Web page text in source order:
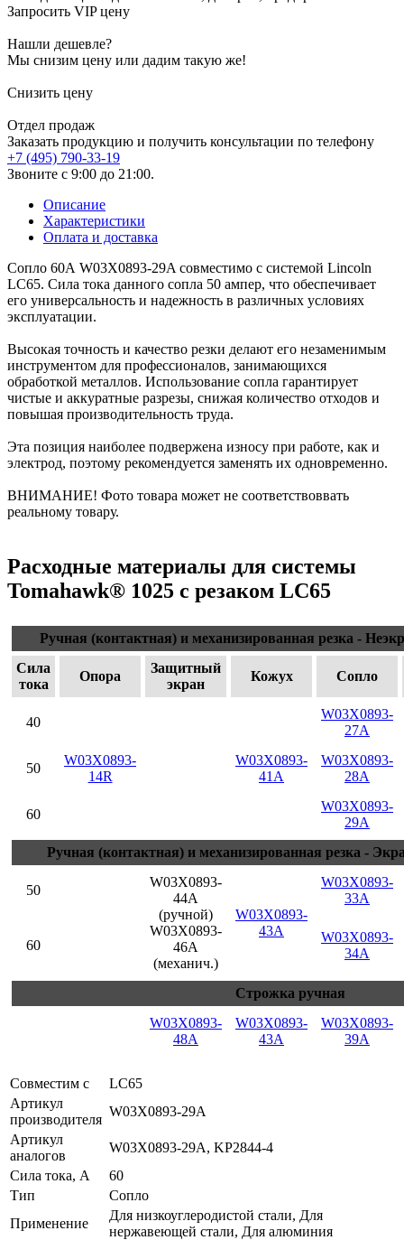
Запросить VIP цену
Нашли дешевле?
Мы снизим цену или дадим такую же!
Снизить цену
Отдел продаж
Заказать продукцию и получить консультации по телефону
+7 (495) 790-33-19
Звоните с 9:00 до 21:00.
Описание
Характеристики
Оплата и доставка
Сопло 60А W03X0893-29A совместимо с системой Lincoln
LC65. Сила тока данного сопла 50 ампер, что обеспечивает
его универсальность и надежность в различных условиях
эксплуатации.
Высокая точность и качество резки делают его незаменимым
инструментом для профессионалов, занимающихся
обработкой металлов. Использование сопла гарантирует
чистые и аккуратные разрезы, снижая количество отходов и
повышая производительность труда.
Эта позиция наиболее подвержена износу при работе, как и
электрод, поэтому рекомендуется заменять их одновременно.
ВНИМАНИЕ! Фото товара может не соответствоввать
реальному товару.
Расходные материалы для системы
Tomahawk® 1025 с резаком LC65
Ручная (контактная) и механизированная резка -
Сила
тока
Опора
Защитный
экран
Кожух Сопло
40
W03X0893-
14R
W03X0893-
41A
W03X0893-
27A
50
W03X0893-
28A
60
W03X0893-
29A
Ручная (контактная) и механизированная резка -
50
W03X0893-
44A
(ручной)
W03X0893-
46A
(механич.)
W03X0893-
43A
W03X0893-
33A
60
W03X0893-
34A
Строжка ручная
W03X0893-
48A
W03X0893-
43A
W03X0893-
39A
Совместим с
LC65
Артикул
производителя
W03X0893-29A
Артикул
аналогов
W03X0893-29A, KP2844-4
Сила тока, А
60
Тип
Сопло
Применение
Для низкоуглеродистой стали, Для
нержавеющей стали, Для алюминия